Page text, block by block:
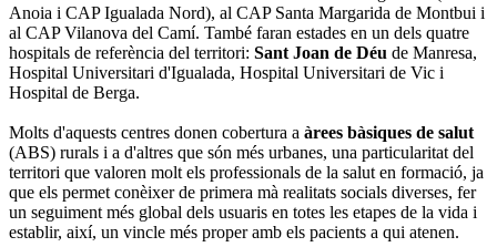
Anoia i CAP Igualada Nord), al CAP Santa Margarida de Montbui i
al CAP Vilanova del Camí. També faran estades en un dels quatre
hospitals de referència del territori: Sant Joan de Déu de Manresa,
Hospital Universitari d'Igualada, Hospital Universitari de Vic i
Hospital de Berga.
Molts d'aquests centres donen cobertura a àrees bàsiques de salut
(ABS) rurals i a d'altres que són més urbanes, una particularitat del
territori que valoren molt els professionals de la salut en formació, ja
que els permet conèixer de primera mà realitats socials diverses, fer
un seguiment més global dels usuaris en totes les etapes de la vida i
establir, així, un vincle més proper amb els pacients a qui atenen.